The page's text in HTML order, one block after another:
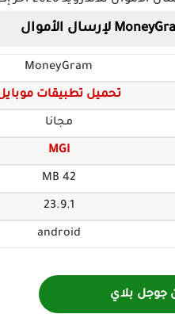
MoneyGram
تحميل تطبيقات
مجانا
MGI
42 MB
23.9.1
android
جوجل بلاي